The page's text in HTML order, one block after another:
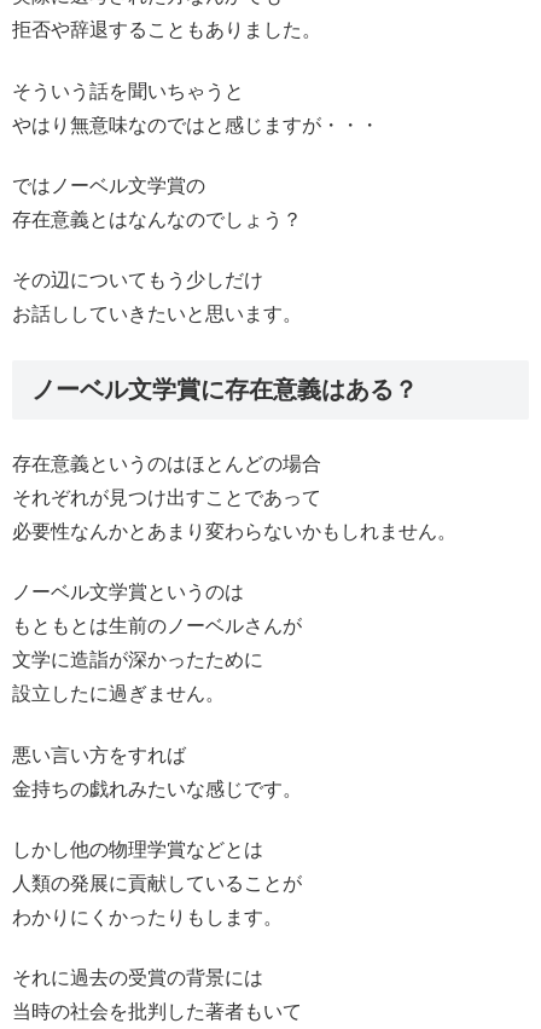
拒否や辞退することもありました。
そういう話を聞いちゃうと
やはり無意味なのではと感じますが・・・
ではノーベル文学賞の
存在意義とはなんなのでしょう？
その辺についてもう少しだけ
お話ししていきたいと思います。
ノーベル文学賞に存在意義はある？
存在意義というのはほとんどの場合
それぞれが見つけ出すことであって
必要性なんかとあまり変わらないかもしれません。
ノーベル文学賞というのは
もともとは生前のノーベルさんが
文学に造詣が深かったために
設立したに過ぎません。
悪い言い方をすれば
金持ちの戯れみたいな感じです。
しかし他の物理学賞などとは
人類の発展に貢献していることが
わかりにくかったりもします。
それに過去の受賞の背景には
当時の社会を批判した著者もいて